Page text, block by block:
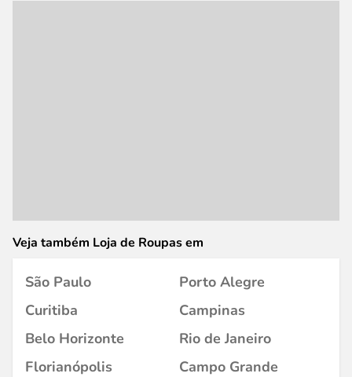
Veja também Loja de Roupas em
São Paulo
Porto Alegre
Curitiba
Campinas
Belo Horizonte
Rio de Janeiro
Florianópolis
Campo Grande